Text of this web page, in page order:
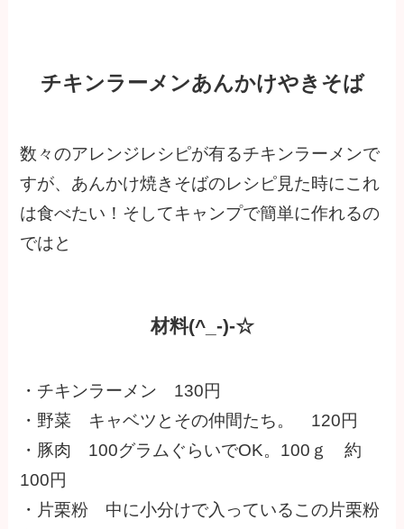
チキンラーメンあんかけやきそば
数々のアレンジレシピが有るチキンラーメンで
すが、あんかけ焼きそばのレシピ見た時にこれ
は食べたい！そしてキャンプで簡単に作れるの
ではと
材料(^_-)-☆
・チキンラーメン 130円
・野菜 キャベツとその仲間たち。 120円
・豚肉 100グラムぐらいでOK。100ｇ 約
100円
・片栗粉 中に小分けで入っているこの片栗粉